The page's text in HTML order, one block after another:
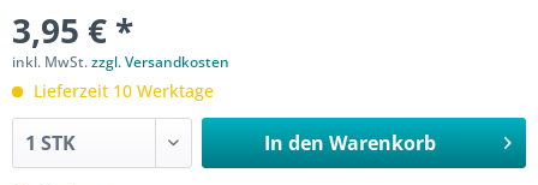
3,95 € *
inkl. MwSt.zzgl. Versandkosten
Lieferzeit 10 Werktage
In den Warenkorb